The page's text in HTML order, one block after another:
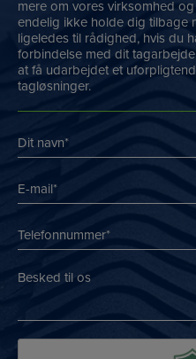
mere om vores virksomhed
endelig ikke holde dig tilbage
ligeledes til rådighed, hvis du
forbindelse med dit
at få udarbejdet et
tagløsninger.
Navn
*
E-
mail
*
*
Telefon
*
*
Besked
*